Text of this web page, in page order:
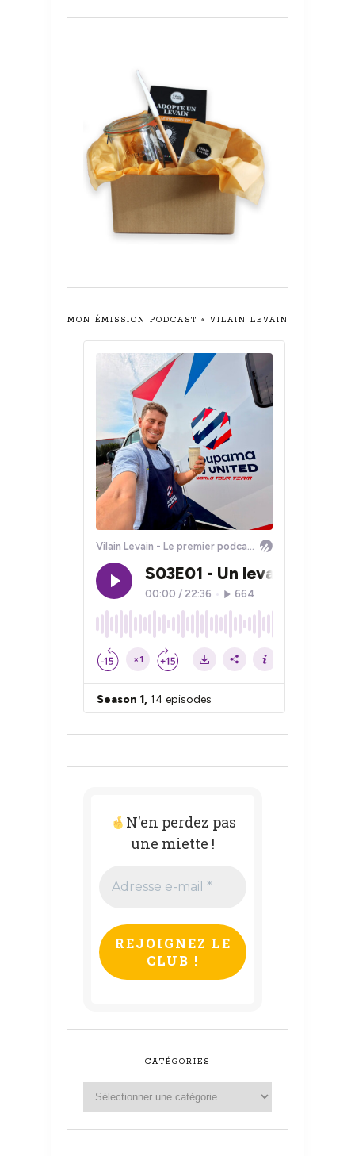
MON ÉMISSION PODCAST « VILAIN LEVAIN »
N'en perdez pas
une miette !
e-
*
CATÉGORIES